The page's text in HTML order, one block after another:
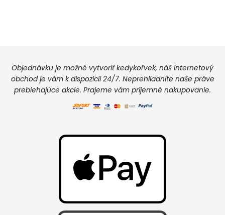
Objednávku je možné vytvoriť kedykoľvek, náš internetový
obchod je vám k dispozícii 24/7. Neprehliadnite naše práve
prebiehajúce akcie. Prajeme vám príjemné nakupovanie.